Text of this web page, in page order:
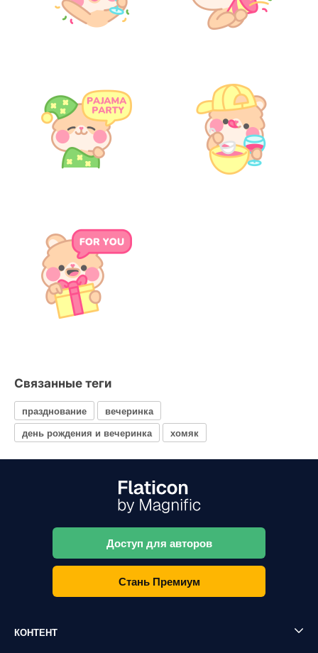
Связанные теги
празднование
вечеринка
день рождения и вечеринка
хомяк
Доступ для авторов
Стань Премиум
КОНТЕНТ